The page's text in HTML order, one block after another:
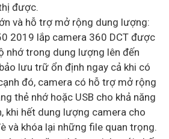
được.
và hỗ trợ mở rộng dung lượng:
2019 lắp camera 360 DCT được
nhớ trong dung lượng lên đến
lưu trữ ổn định ngay cả khi có
đó, camera có hỗ trợ mở rộng
thẻ nhớ hoặc USB cho khả năng
khi hết dung lượng camera cho
và khóa lại những file quan trọng.